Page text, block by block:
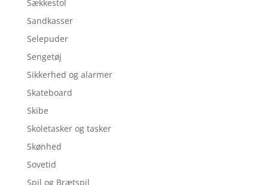
Sækkestol
Sandkasser
Selepuder
Sengetøj
Sikkerhed og alarmer
Skateboard
Skibe
Skoletasker og tasker
Skønhed
Sovetid
Spil og Brætspil